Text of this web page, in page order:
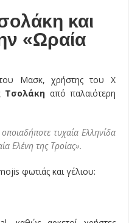
και
«Ωραία
Μασκ, χρήστης του X
Τσολάκη από παλαιότερη
τυχαία Ελληνίδα
Ελένη της Τροίας».
φωτιάς και γέλιου: